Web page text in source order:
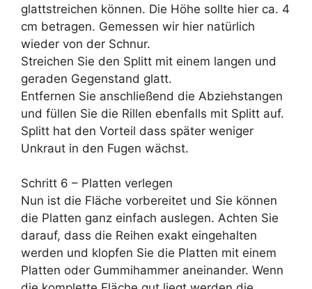
glattstreichen können. Die Höhe sollte hier ca. 4
cm betragen. Gemessen wir hier natürlich
wieder von der Schnur.
Streichen Sie den Splitt mit einem langen und
geraden Gegenstand glatt.
Entfernen Sie anschließend die Abziehstangen
und füllen Sie die Rillen ebenfalls mit Splitt auf.
Splitt hat den Vorteil dass später weniger
Unkraut in den Fugen wächst.
Schritt 6 – Platten verlegen
Nun ist die Fläche vorbereitet und Sie können
die Platten ganz einfach auslegen. Achten Sie
darauf, dass die Reihen exakt eingehalten
werden und klopfen Sie die Platten mit einem
Platten oder Gummihammer aneinander. Wenn